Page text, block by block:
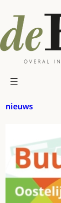
naar
de
inhoud
nieuws